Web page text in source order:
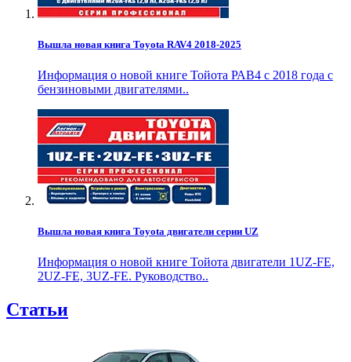
Вышла новая книга Toyota RAV4 2018-2025
Информация о новой книге Тойота РАВ4 с 2018 года с
бензиновыми двигателями..
Вышла новая книга Toyota двигатели серии UZ
Информация о новой книге Тойота двигатели 1UZ-FE,
2UZ-FE, 3UZ-FE. Руководство..
Статьи